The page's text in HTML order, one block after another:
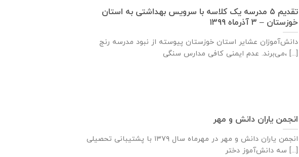
تقدیم ۵ مدرسه یک کلاسه با سرويس بهداشتی به استان
خوزستان – ۳ آذر‌ماه ۱۳۹۹
دانش‌آموزان عشایر استان خوزستان پيوسته از نبود مدرسه رنج
می‌برند. عدم ایمنی کافی مدارس سنگی، [...]
انجمن یاران دانش و مهر
انجمن یاران دانش و مهر در مهرماه سال ۱۳۷۹ با پشتیبانی تحصیلی
سه دانش‌آموز دختر [...]